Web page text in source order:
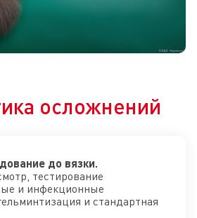
осложнений
до вязки.
тестирование
и инфекционные
и стандартная